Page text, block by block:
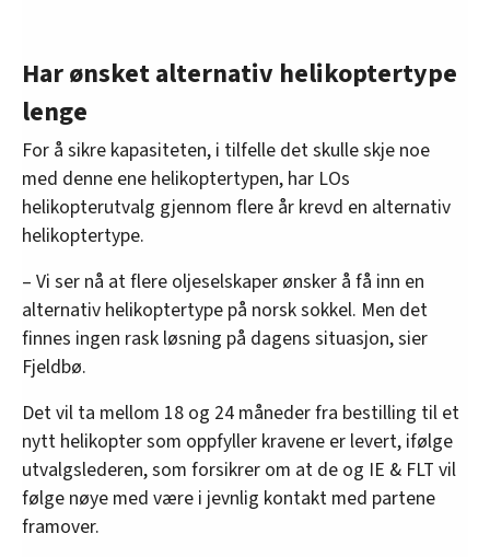
Har ønsket alternativ helikoptertype
lenge
For å sikre kapasiteten, i tilfelle det skulle skje noe
med denne ene helikoptertypen, har LOs
helikopterutvalg gjennom flere år krevd en alternativ
helikoptertype.
– Vi ser nå at flere oljeselskaper ønsker å få inn en
alternativ helikoptertype på norsk sokkel. Men det
finnes ingen rask løsning på dagens situasjon, sier
Fjeldbø.
Det vil ta mellom 18 og 24 måneder fra bestilling til et
nytt helikopter som oppfyller kravene er levert, ifølge
utvalgslederen, som forsikrer om at de og IE & FLT vil
følge nøye med være i jevnlig kontakt med partene
framover.